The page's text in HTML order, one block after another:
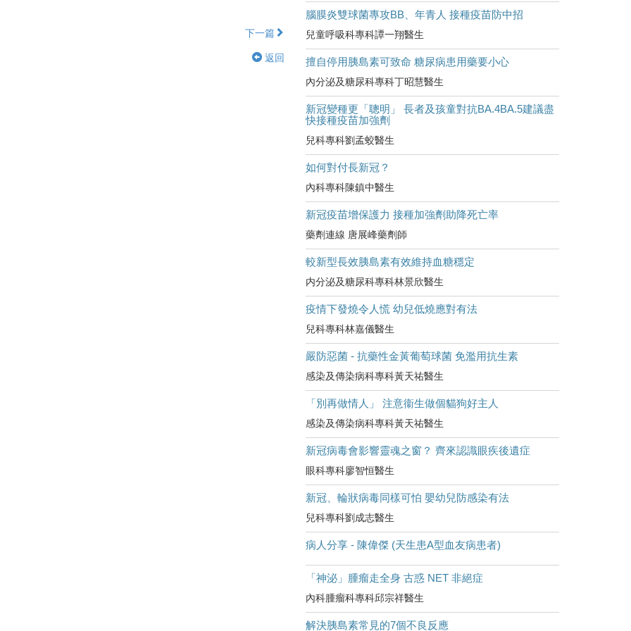
下一篇
返回
腦膜炎雙球菌專攻BB、年青人 接種疫苗防中招
兒童呼吸科專科譚一翔醫生
擅自停用胰島素可致命 糖尿病患用藥要小心
內分泌及糖尿科專科丁昭慧醫生
新冠變種更「聰明」 長者及孩童對抗BA.4BA.5建議盡
快接種疫苗加強劑
兒科專科劉孟蛟醫生
如何對付長新冠？
內科專科陳鎮中醫生
新冠疫苗增保護力 接種加強劑助降死亡率
藥劑連線 唐展峰藥劑師
較新型長效胰島素有效維持血糖穩定
内分泌及糖尿科專科林景欣醫生
疫情下發燒令人慌 幼兒低燒應對有法
兒科專科林嘉儀醫生
嚴防惡菌 - 抗藥性金黃葡萄球菌 免濫用抗生素
感染及傳染病科專科黃天祐醫生
「別再做情人」 注意衞生做個貓狗好主人
感染及傳染病科專科黃天祐醫生
新冠病毒會影響靈魂之窗？ 齊來認識眼疾後遺症
眼科專科廖智恒醫生
新冠、輪狀病毒同樣可怕 嬰幼兒防感染有法
兒科專科劉成志醫生
病人分享 - 陳偉傑 (天生患A型血友病患者)
「神泌」腫瘤走全身 古惑 NET 非絕症
內科腫瘤科專科邱宗祥醫生
解決胰島素常見的7個不良反應